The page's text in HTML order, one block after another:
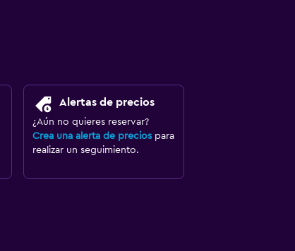
Alertas de precios
¿Aún no quieres reservar?
Crea una alerta de preciospara
realizar un seguimiento.